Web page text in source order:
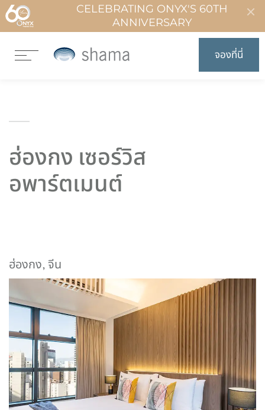
CELEBRATING ONYX'S 60TH
ANNIVERSARY
จองที่นี่
ฮ่องกง เซอร์วิส
อพาร์ตเมนต์
ฮ่องกง, จีน